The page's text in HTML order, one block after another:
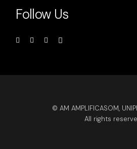
Follow Us
© AM AMPLIFICASOM,
All rights